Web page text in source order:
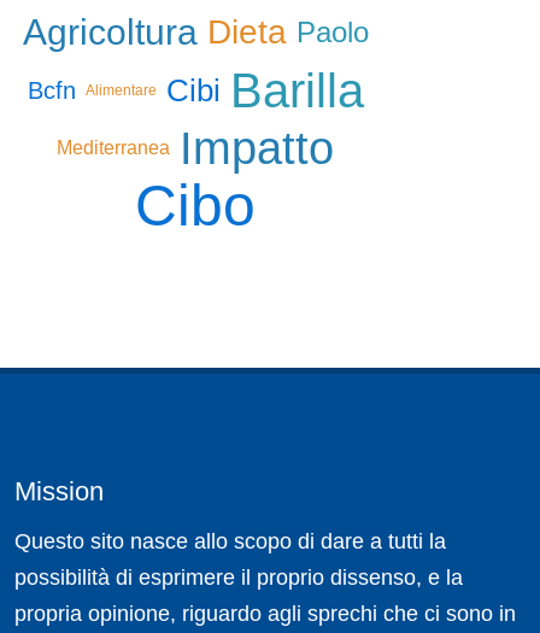
Agricoltura Dieta Paolo
Bcfn Alimentare Cibi Barilla
Mediterranea Impatto
Cibo
Mission
Questo sito nasce allo scopo di dare a tutti la
possibilità di esprimere il proprio dissenso, e la
propria opinione, riguardo agli sprechi che ci sono in